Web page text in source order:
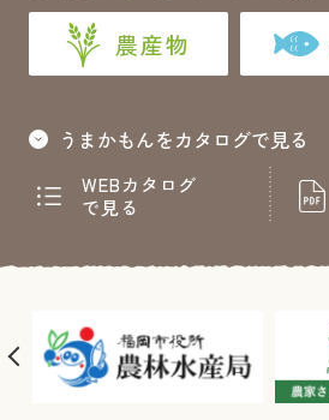
農産物
うまかもんをカタログで見る
WEBカタログ
で見る